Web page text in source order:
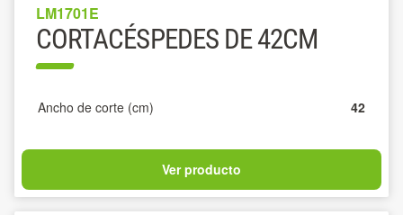
LM1701E
CORTACÉSPEDES DE 42CM
Ancho de corte (cm) 42
Ver producto